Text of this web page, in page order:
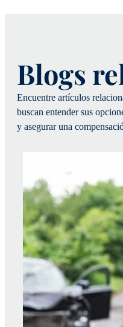
Blogs
Encuentre artículos
buscan entender sus
y asegurar una